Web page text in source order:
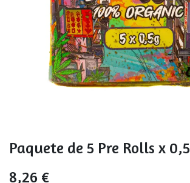
Paquete de 5 Pre Rolls x
8,26 €